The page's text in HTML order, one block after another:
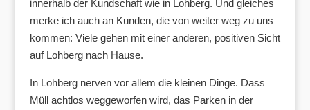
innerhalb der Kundschaft wie in Lohberg. Und gleiches
merke ich auch an Kunden, die von weiter weg zu uns
kommen: Viele gehen mit einer anderen, positiven Sicht
auf Lohberg nach Hause.
In Lohberg nerven vor allem die kleinen Dinge. Dass
Müll achtlos weggeworfen wird, das Parken in der